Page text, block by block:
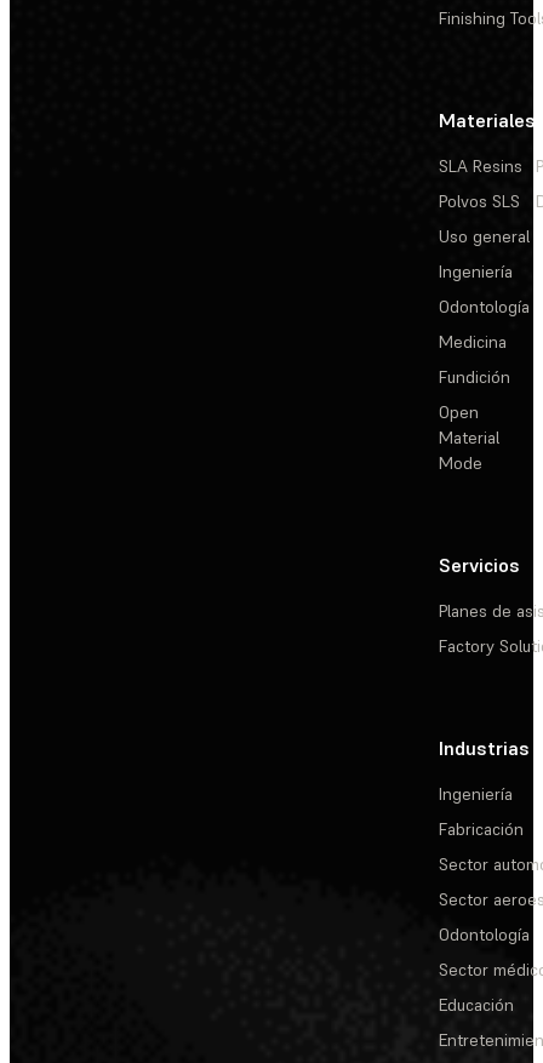
Finishing
Materiales
SLA Resins
Polvos SLS
Uso general
Ingeniería
Odontología
Medicina
Fundición
Open
Material
Mode
Servicios
Planes de
Factory
Industrias
Ingeniería
Fabricación
Sector
Sector
Odontología
Sector
Educación